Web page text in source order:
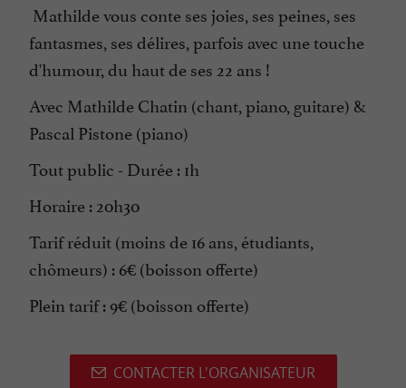
Mathilde vous conte ses joies, ses peines, ses
fantasmes, ses délires, parfois avec une touche
d'humour, du haut de ses 22 ans !
Avec Mathilde Chatin (chant, piano, guitare) &
Pascal Pistone (piano)
Tout public - Durée : 1h
Horaire : 20h30
Tarif réduit (moins de 16 ans, étudiants,
chômeurs) : 6€ (boisson offerte)
Plein tarif : 9€ (boisson offerte)
CONTACTER L'ORGANISATEUR